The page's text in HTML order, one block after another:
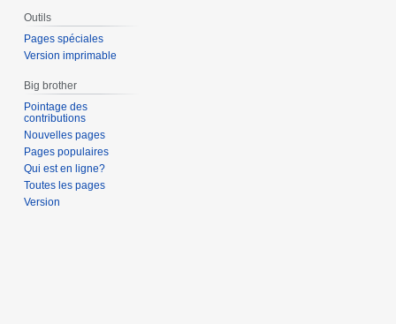
Outils
Pages spéciales
Version imprimable
Big brother
Pointage des
contributions
Nouvelles pages
Pages populaires
Qui est en ligne?
Toutes les pages
Version